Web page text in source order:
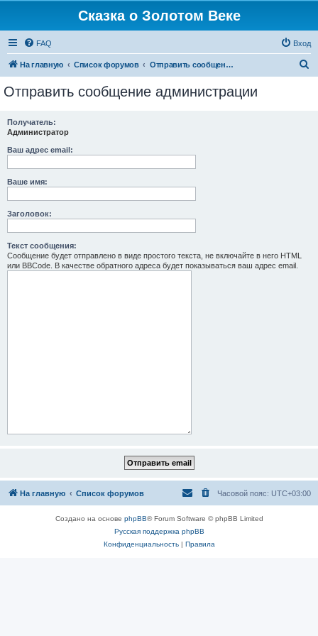
Сказка о Золотом Веке
FAQ Вход
На главную Список форумов Отправить сообщение администрации
Отправить сообщение администрации
Получатель:
Администратор
Ваш адрес email:
Ваше имя:
Заголовок:
Текст сообщения:
Сообщение будет отправлено в виде простого текста, не включайте в него HTML
или BBCode. В качестве обратного адреса будет показываться ваш адрес email.
На главную Список форумов Часовой пояс: UTC+03:00
Создано на основе phpBB® Forum Software © phpBB Limited
Русская поддержка phpBB
Конфиденциальность| Правила